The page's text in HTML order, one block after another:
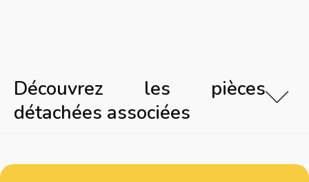
Découvrez les pièces
détachées associées